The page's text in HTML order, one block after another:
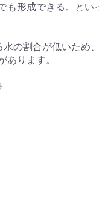
も形成できる。とい
の割合が低いため
あります。